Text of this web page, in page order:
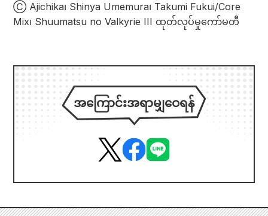
Ⓒ Ajichika၊ Shinya Umemura၊ Takumi Fukui/Core
Mix၊ Shuumatsu no Valkyrie III ထုတ်လုပ်မှုကော်မတီ
အကြောင်းအရာမျှဝေရန်